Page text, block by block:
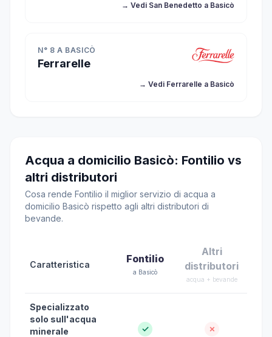
→ Vedi San Benedetto a Basicò
N° 8 A BASICÒ
Ferrarelle
→ Vedi Ferrarelle a Basicò
Acqua a domicilio Basicò: Fontilio vs
altri distributori
Cosa rende Fontilio il miglior servizio di acqua a
domicilio Basicò rispetto agli altri distributori di
bevande.
Caratteristica Fontilio
a Basicò
Altri
distributori
acqua + bevande
Specializzato
solo sull'acqua
minerale
✓ ✗